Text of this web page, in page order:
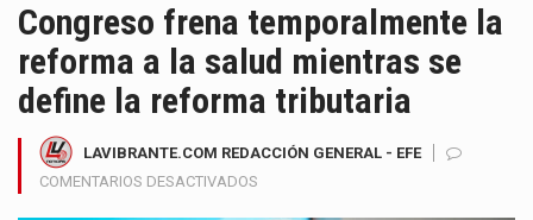
Congreso frena temporalmente la
reforma a la salud mientras se
define la reforma tributaria
LAVIBRANTE.COM REDACCIÓN GENERAL - EFE
COMENTARIOS DESACTIVADOS